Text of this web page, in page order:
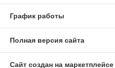
График работы
Полная версия сайта
Сайт создан на маркетплейсе